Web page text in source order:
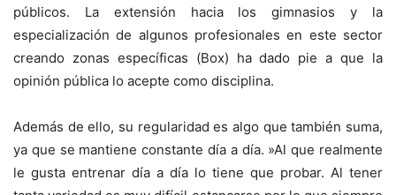
públicos. La extensión hacia los gimnasios y la
especialización de algunos profesionales en este sector
creando zonas específicas (Box) ha dado pie a que la
opinión pública lo acepte como disciplina.
Además de ello, su regularidad es algo que también suma,
ya que se mantiene constante día a día. »Al que realmente
le gusta entrenar día a día lo tiene que probar. Al tener